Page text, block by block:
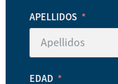
APELLIDOS
EDAD